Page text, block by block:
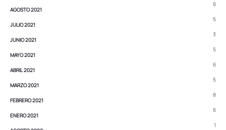
AGOSTO 2021
6
JULIO 2021
5
JUNIO 2021
3
MAYO 2021
5
ABRIL 2021
6
MARZO 2021
5
FEBRERO 2021
8
ENERO 2021
6
1